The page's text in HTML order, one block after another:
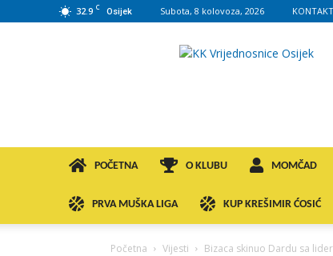
32.9 C Osijek Subota, 8 kolovoza, 2026 KONTAKT
POČETNA O KLUBU MOMČAD
PRVA MUŠKA LIGA KUP KREŠIMIR ĆOSIĆ
Početna Vijesti Bizaca skinuo Dardu sa